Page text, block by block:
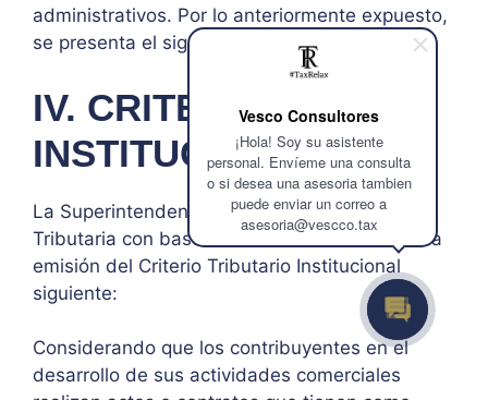
Vesco Consultores
¡Hola! Soy su asistente
personal. Envíeme una consulta
o si desea una asesoria tambien
puede enviar un correo a
asesoria@vescco.tax
administrativos. Por lo anteriormente expuesto,
se presenta el siguiente criterio tributario.
IV. CRITERIO
INSTITUCIONAL:
La Superintendencia de Administración
Tributaria con base a lo analizado considera la
emisión del Criterio Tributario Institucional
siguiente:
Considerando que los contribuyentes en el
desarrollo de sus actividades comerciales